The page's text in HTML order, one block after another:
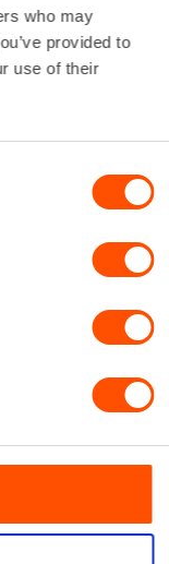
who may
provided to
use of their
laitteiden